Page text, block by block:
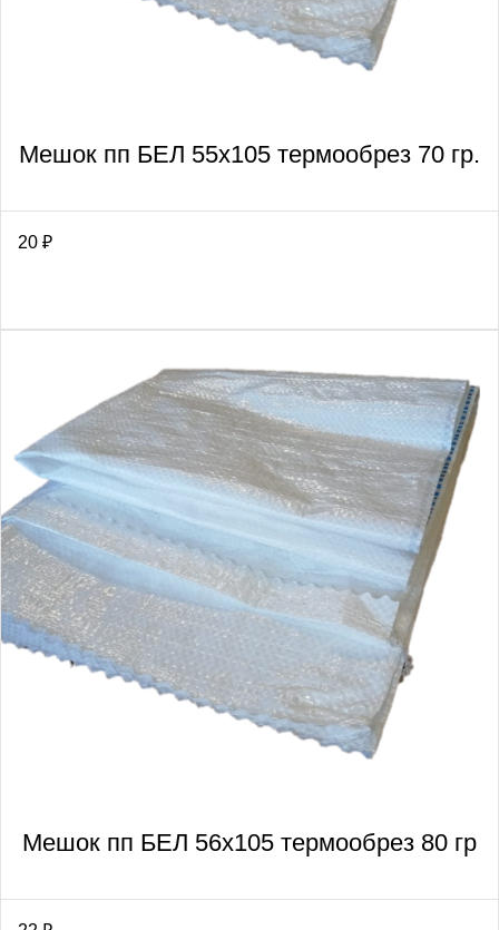
Мешок пп БЕЛ 55х105 термообрез 70 гр.
20 ₽
Мешок пп БЕЛ 56х105 термообрез 80 гр